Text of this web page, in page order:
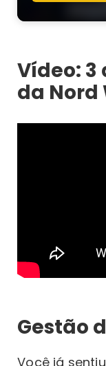
Vídeo:
da Nord
Gestão
Você já